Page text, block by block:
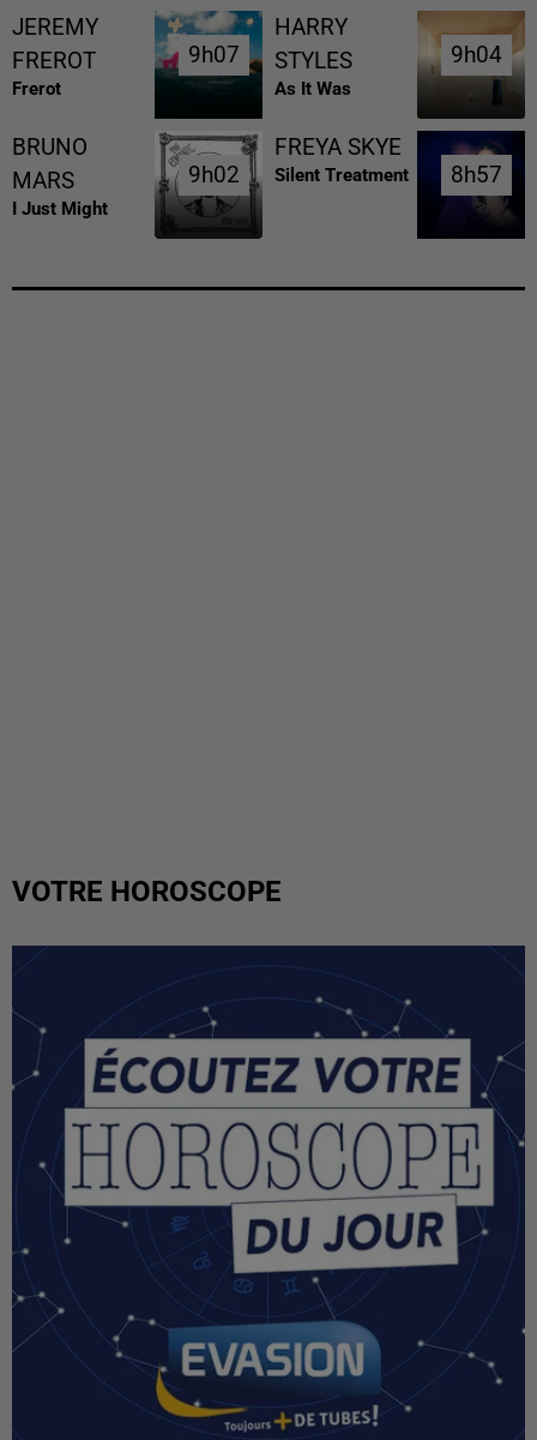
JEREMY
FREROT
Frerot
9h07
9h07
HARRY
STYLES
As It Was
9h04
9h04
BRUNO
MARS
I Just Might
9h02
9h02
FREYA SKYE
Silent Treatment 8h57
8h57
VOTRE HOROSCOPE